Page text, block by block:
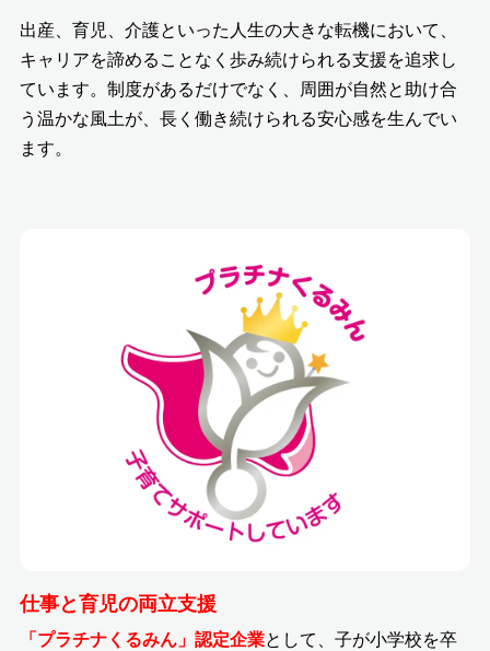
出産、育児、介護といった人生の大きな転機において、
キャリアを諦めることなく歩み続けられる支援を追求し
ています。制度があるだけでなく、周囲が自然と助け合
う温かな風土が、長く働き続けられる安心感を生んでい
ます。
仕事と育児の両立支援
「プラチナくるみん」認定企業として、子が小学校を卒